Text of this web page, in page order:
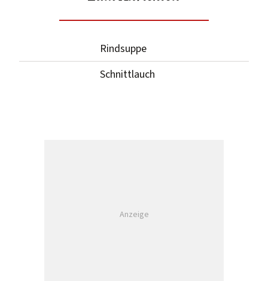
Rindsuppe
Schnittlauch
Anzeige